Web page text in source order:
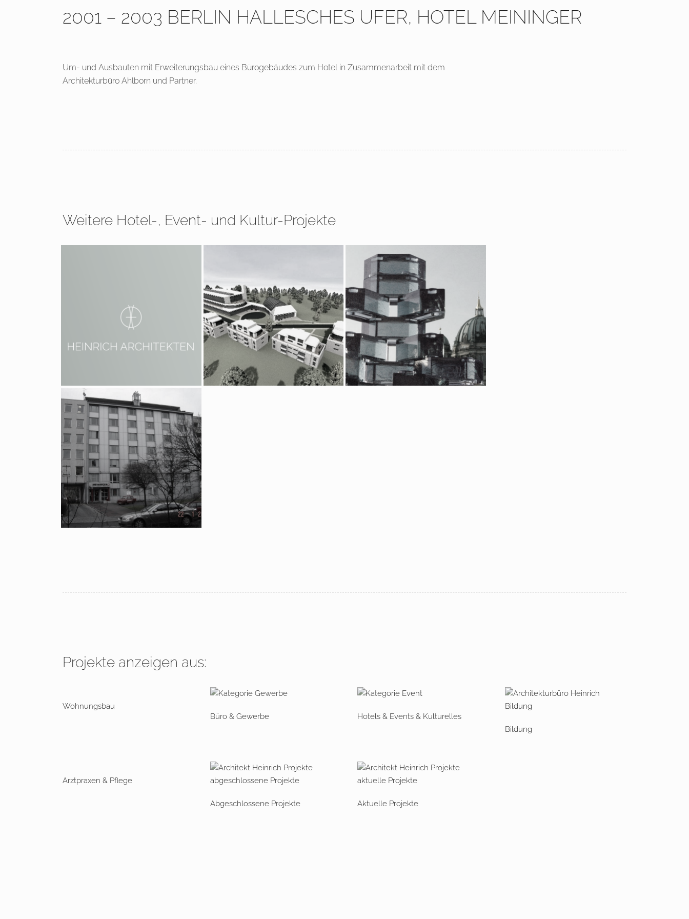
2001 – 2003 BERLIN HALLESCHES UFER, HOTEL MEININGER
Um- und Ausbauten mit Erweiterungsbau eines Bürogebäudes zum Hotel in Zusammenarbeit mit dem
Architekturbüro Ahlborn und Partner.
Weitere Hotel-, Event- und Kultur-Projekte
2008 – 2011 Berlin, Hotel
2009 – 2016 Berlin, Sporthotel
Olympiapark
2012 – 2020 Berlin, Kulturprojekt
„Berlinity“
2001 – 2003 Berlin Hallesches
Ufer, Hotel Meininger
Projekte anzeigen aus:
Wohnungsbau
Büro & Gewerbe
Hotels & Events & Kulturelles
Bildung
Arztpraxen & Pflege
Abgeschlossene Projekte Aktuelle Projekte